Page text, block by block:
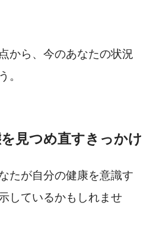
から、今のあなたの状況
。
見つめ直すきっかけ
たが自分の健康を意識す
しているかもしれませ